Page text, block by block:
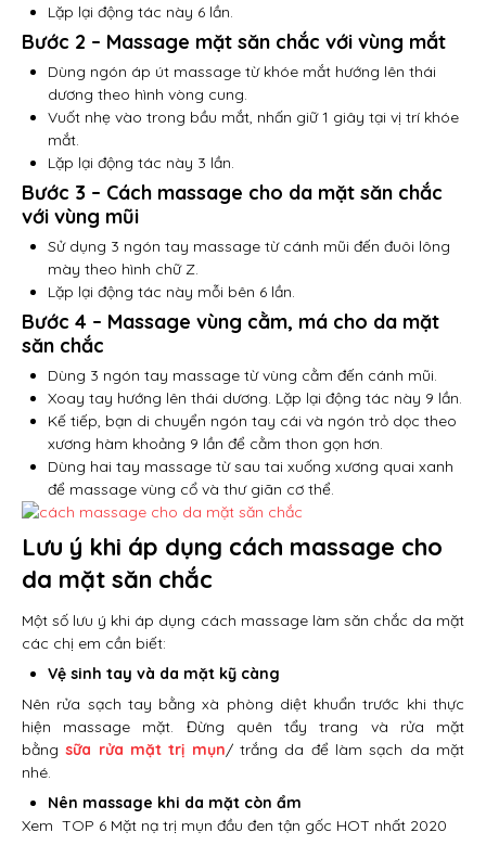
Lặp lại động tác này 6 lần.
Bước 2 – Massage mặt săn chắc với vùng mắt
Dùng ngón áp út massage từ khóe mắt hướng lên thái
dương theo hình vòng cung.
Vuốt nhẹ vào trong bầu mắt, nhấn giữ 1 giây tại vị trí khóe
mắt.
Lặp lại động tác này 3 lần.
Bước 3 – Cách massage cho da mặt săn chắc
với vùng mũi
Sử dụng 3 ngón tay massage từ cánh mũi đến đuôi lông
mày theo hình chữ Z.
Lặp lại động tác này mỗi bên 6 lần.
Bước 4 – Massage vùng cằm, má cho da mặt
săn chắc
Dùng 3 ngón tay massage từ vùng cằm đến cánh mũi.
Xoay tay hướng lên thái dương. Lặp lại động tác này 9 lần.
Kế tiếp, bạn di chuyển ngón tay cái và ngón trỏ dọc theo
xương hàm khoảng 9 lần để cằm thon gọn hơn.
Dùng hai tay massage từ sau tai xuống xương quai xanh
để massage vùng cổ và thư giãn cơ thể.
Lưu ý khi áp dụng cách massage cho
da mặt săn chắc
Một số lưu ý khi áp dụng cách massage làm săn chắc da mặt
các chị em cần biết:
Vệ sinh tay và da mặt kỹ càng
Nên rửa sạch tay bằng xà phòng diệt khuẩn trước khi thực
hiện massage mặt. Đừng quên tẩy trang và rửa mặt
bằngsữa rửa mặt trị mụn/ trắng da để làm sạch da mặt
nhé.
Nên massage khi da mặt còn ẩm
Xem TOP 6 Mặt nạ trị mụn đầu đen tận gốc HOT nhất 2020